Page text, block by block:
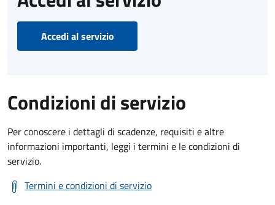
Accedi al servizio
Condizioni di servizio
Per conoscere i dettagli di scadenze, requisiti e altre
informazioni importanti, leggi i termini e le condizioni di
servizio.
Termini e condizioni di servizio